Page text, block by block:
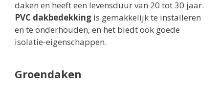
daken en heeft een levensduur van 20 tot 30 jaar.
PVC dakbedekking is gemakkelijk te installeren
en te onderhouden, en het biedt ook goede
isolatie-eigenschappen.
Groendaken